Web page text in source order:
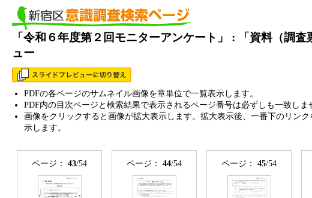
「令和６年度第２回モニターアンケート」 : 「資料（調
ュー
PDFの各ページのサムネイル画像を章単位で一覧表示します。
PDF内の目次ページと検索結果で表示されるページ番号は必ずしも一致しま
画像をクリックすると画像が拡大表示します。拡大表示後、一番下のリン
示します。
ページ： 43/54 ページ： 44/54 ページ： 45/54